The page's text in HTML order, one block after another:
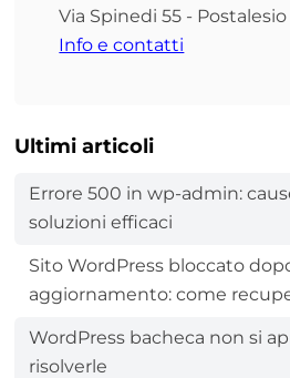
Via Spinedi 55 -
Info e contatti
Ultimi articoli
Errore 500 in wp-admin:
soluzioni efficaci
Sito WordPress bloccato
aggiornamento: come
WordPress bacheca non si
risolverle